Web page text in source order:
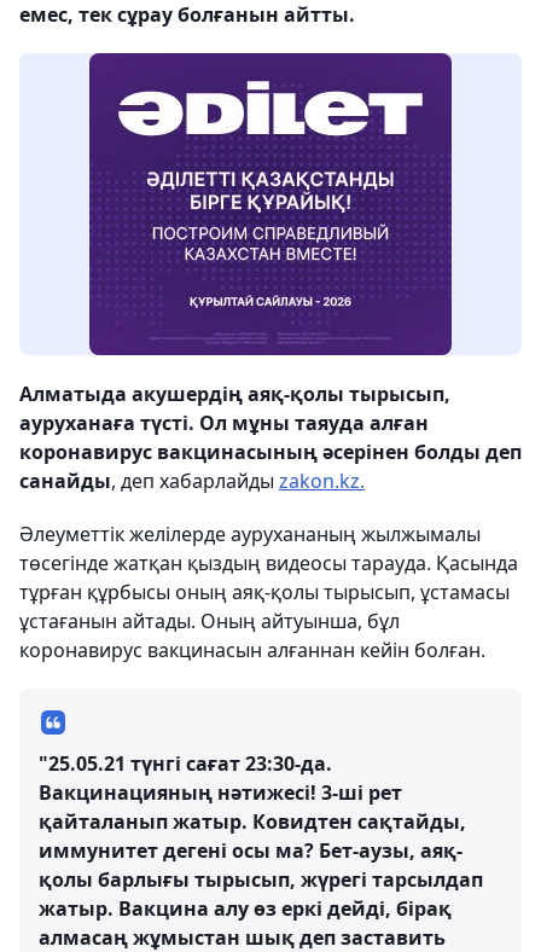
емес, тек сұрау болғанын айтты.
Алматыда акушердің аяқ-қолы тырысып,
ауруханаға түсті. Ол мұны таяуда алған
коронавирус вакцинасының әсерінен болды деп
санайды, деп хабарлайды zakon.kz.
Әлеуметтік желілерде аурухананың жылжымалы
төсегінде жатқан қыздың видеосы тарауда. Қасында
тұрған құрбысы оның аяқ-қолы тырысып, ұстамасы
ұстағанын айтады. Оның айтуынша, бұл
коронавирус вакцинасын алғаннан кейін болған.
"25.05.21 түнгі сағат 23:30-да.
Вакцинацияның нәтижесі! 3-ші рет
қайталанып жатыр. Ковидтен сақтайды,
иммунитет дегені осы ма? Бет-аузы, аяқ-
қолы барлығы тырысып, жүрегі тарсылдап
жатыр. Вакцина алу өз еркі дейді, бірақ
алмасаң жұмыстан шық деп заставить